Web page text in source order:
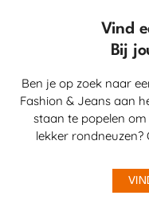
Vind
Bij
Ben je op zoek naar
Fashion & Jeans aan
staan te popelen om
lekker rondneuzen?